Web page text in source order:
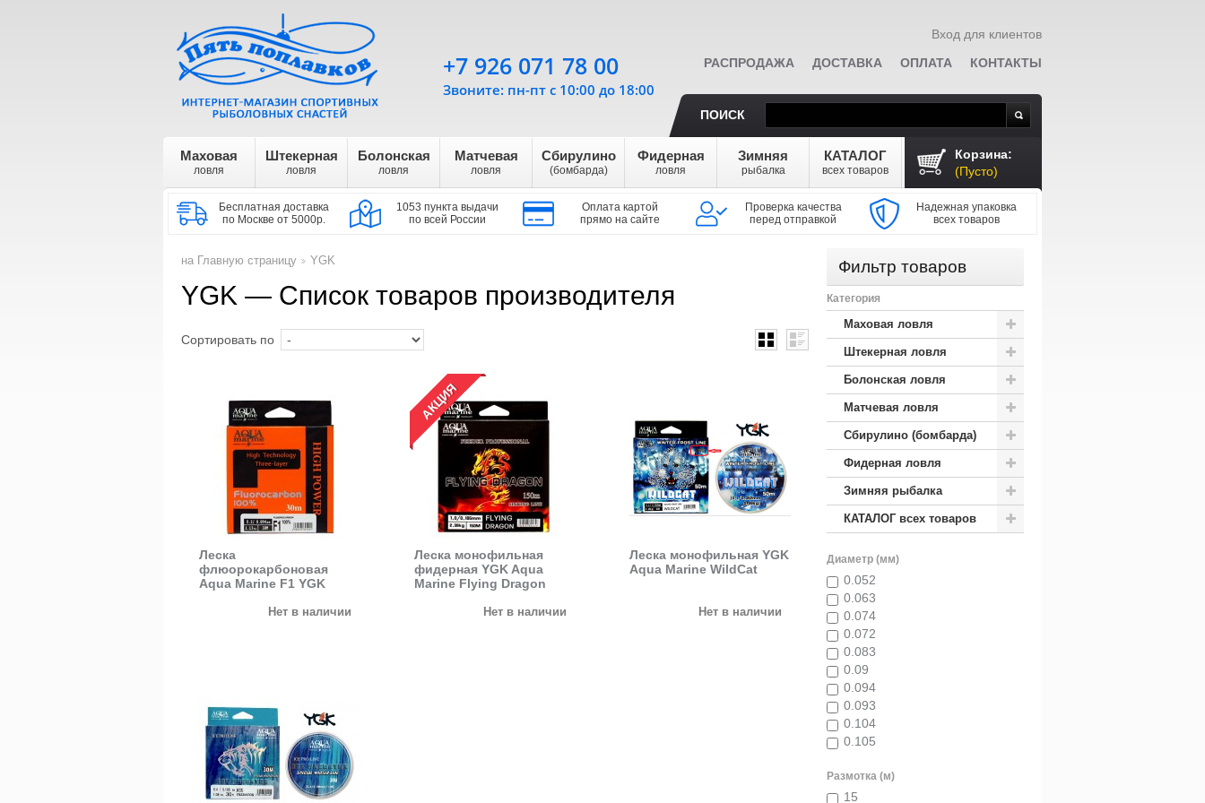
Вход для клиентов
Корзина:
(Пусто)
РАСПРОДАЖА ДОСТАВКА ОПЛАТА КОНТАКТЫ
ПОИСК
Маховая
ловля
Штекерная
ловля
Болонская
ловля
Матчевая
ловля
Сбирулино
(бомбарда)
Фидерная
ловля
Зимняя
рыбалка
КАТАЛОГ
всех товаров
Бесплатная доставка
по Москве от 5000р.
1053 пункта выдачи
по всей России
Оплата картой
прямо на сайте
Проверка качества
перед отправкой
Надежная упаковка
всех товаров
+7 926 071 78 00
Звоните: пн-пт с 10:00 до 18:00
на Главную страницу
YGK
YGK — Список товаров производителя
Сортировать по
Леска
флюорокарбоновая
Aqua Marine F1 YGK
Нет в наличии
АКЦИЯ
Леска монофильная
фидерная YGK Aqua
Marine Flying Dragon
Нет в наличии
Леска монофильная YGK
Aqua Marine WildCat
Нет в наличии
Фильтр товаров
Категория
Маховая ловля
Штекерная ловля
Болонская ловля
Матчевая ловля
Сбирулино (бомбарда)
Фидерная ловля
Зимняя рыбалка
КАТАЛОГ всех товаров
Диаметр (мм)
0.052
0.063
0.074
0.072
0.083
0.09
0.094
0.093
0.104
0.105
0.125
0.126
Размотка (м)
15